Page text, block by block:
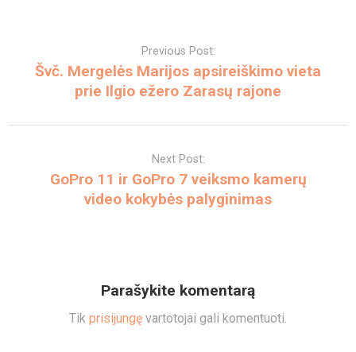
Previous Post:
Švč. Mergelės Marijos apsireiškimo vieta
prie Ilgio ežero Zarasų rajone
Next Post:
GoPro 11 ir GoPro 7 veiksmo kamerų
video kokybės palyginimas
Parašykite komentarą
Tik prisijungę vartotojai gali komentuoti.